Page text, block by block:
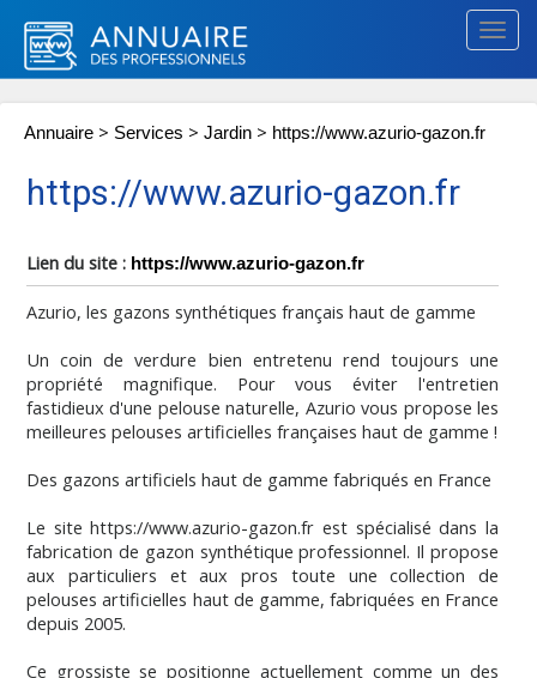
Annuaire > Services > Jardin > https://www.azurio-gazon.fr
https://www.azurio-gazon.fr
Lien du site : https://www.azurio-gazon.fr
Azurio, les gazons synthétiques français haut de gamme
Un coin de verdure bien entretenu rend toujours une
propriété magnifique. Pour vous éviter l'entretien
fastidieux d'une pelouse naturelle, Azurio vous propose les
meilleures pelouses artificielles françaises haut de gamme !
Des gazons artificiels haut de gamme fabriqués en France
Le site https://www.azurio-gazon.fr est spécialisé dans la
fabrication de gazon synthétique professionnel. Il propose
aux particuliers et aux pros toute une collection de
pelouses artificielles haut de gamme, fabriquées en France
depuis 2005.
Ce grossiste se positionne actuellement comme un des